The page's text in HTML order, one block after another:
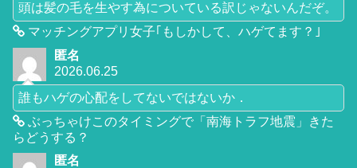
頭は髪の毛を生やす為についている訳じゃないんだぞ。
マッチングアプリ女子｢もしかして、ハゲてます？｣
匿名
2026.06.25
誰もハゲの心配をしてないではないか．
ぶっちゃけこのタイミングで「南海トラフ地震」きた
らどうする？
匿名